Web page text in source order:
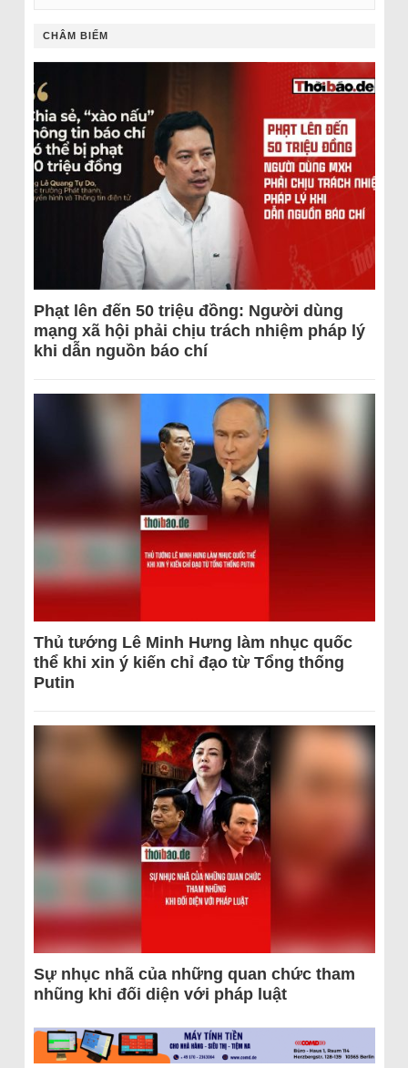
CHÂM BIẾM
Phạt lên đến 50 triệu đồng: Người dùng
mạng xã hội phải chịu trách nhiệm pháp lý
khi dẫn nguồn báo chí
Thủ tướng Lê Minh Hưng làm nhục quốc
thể khi xin ý kiến chỉ đạo từ Tổng thống
Putin
Sự nhục nhã của những quan chức tham
nhũng khi đối diện với pháp luật